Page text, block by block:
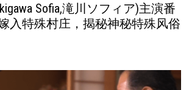
Sofia,滝川ソフィア)主演番
入特殊村庄，揭秘神秘特殊风俗